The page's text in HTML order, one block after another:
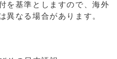
を基準としますので、海外
異なる場合があります。